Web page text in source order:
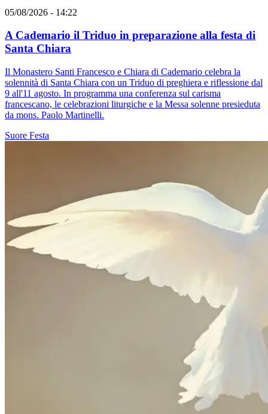
05/08/2026 - 14:22
A Cademario il Triduo in preparazione alla festa di
Santa Chiara
Il Monastero Santi Francesco e Chiara di Cademario celebra la
solennità di Santa Chiara con un Triduo di preghiera e riflessione dal
9 all'11 agosto. In programma una conferenza sul carisma
francescano, le celebrazioni liturgiche e la Messa solenne presieduta
da mons. Paolo Martinelli.
Suore Festa